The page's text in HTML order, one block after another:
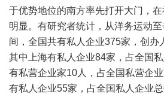
于优势地位的南方率先打开大门，
明显。有研究者统计，从洋务运动
间，全国共有私人企业375家，创办
其中上海有私人企业84家，占全国
有私营企业家10人，占全国私营企
有私人企业55家，占全国私人企业